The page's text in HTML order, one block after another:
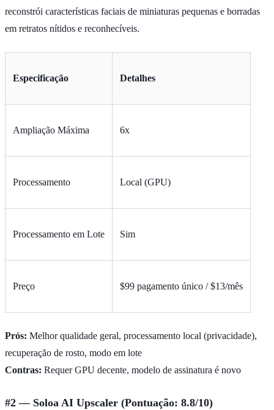
reconstrói características faciais de miniaturas pequenas e borradas
em retratos nítidos e reconhecíveis.
Especificação Detalhes
Ampliação Máxima 6x
Processamento Local (GPU)
Processamento em Lote Sim
Preço $99 pagamento único / $13/mês
Prós: Melhor qualidade geral, processamento local (privacidade),
recuperação de rosto, modo em lote
Contras: Requer GPU decente, modelo de assinatura é novo
#2 — Soloa AI Upscaler (Pontuação: 8.8/10)